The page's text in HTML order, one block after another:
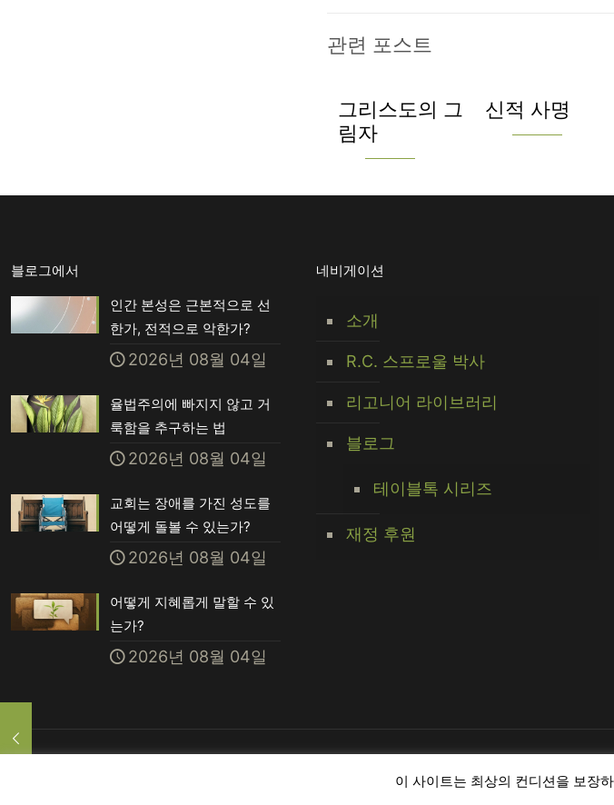
관련 포스트
그리스도의 그
림자
신적 사명
블로그에서
인간 본성은 근본적으로 선
한가, 전적으로 악한가?
2026년 08월 04일
율법주의에 빠지지 않고 거
룩함을 추구하는 법
2026년 08월 04일
교회는 장애를 가진 성도를
어떻게 돌볼 수 있는가?
2026년 08월 04일
어떻게 지혜롭게 말할 수 있
는가?
2026년 08월 04일
네비게이션
소개
R.C. 스프로울 박사
리고니어 라이브러리
블로그
테이블톡 시리즈
재정 후원
이 사이트는 최상의 컨디션을 보장